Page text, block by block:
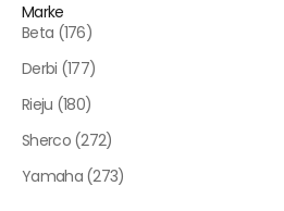
Marke
Beta (176)
Derbi (177)
Rieju (180)
Sherco (272)
Yamaha (273)